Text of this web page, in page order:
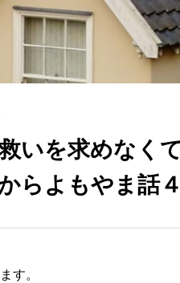
いを求めなく
らよもやま話
す。